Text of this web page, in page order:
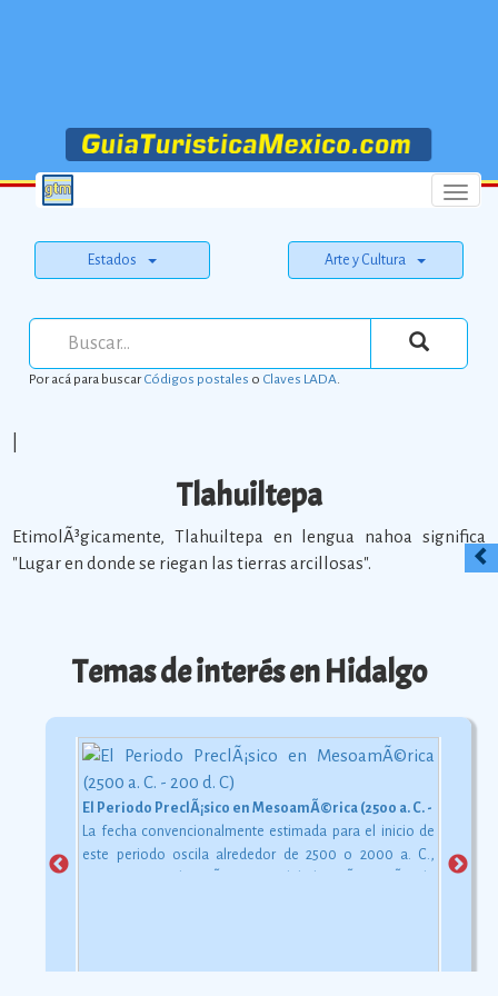
Menu
Estados Arte y Cultura
Por acá para buscarCódigos postales o Claves LADA.
Tlahuiltepa
EtimolÃ³gicamente, Tlahuiltepa en lengua nahoa significa
"Lugar en donde se riegan las tierras arcillosas".
Temas de interés en Hidalgo
El Periodo PreclÃ¡sico en MesoamÃ©rica (2500 a. C. - 200 d. C)
La fecha convencionalmente estimada para el inicio de
este periodo oscila alrededor de 2500 o 2000 a. C.,